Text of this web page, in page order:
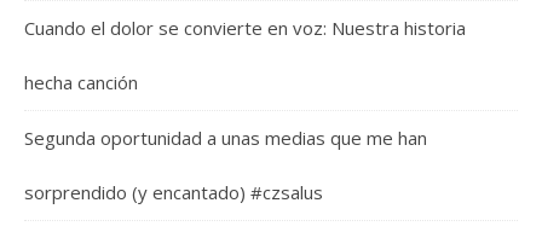
Cuando el dolor se convierte en voz: Nuestra historia
hecha canción
Segunda oportunidad a unas medias que me han
sorprendido (y encantado) #czsalus